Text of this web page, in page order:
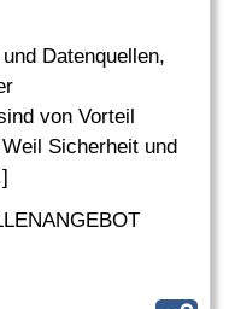
Datenquellen,
von Vorteil
Sicherheit und